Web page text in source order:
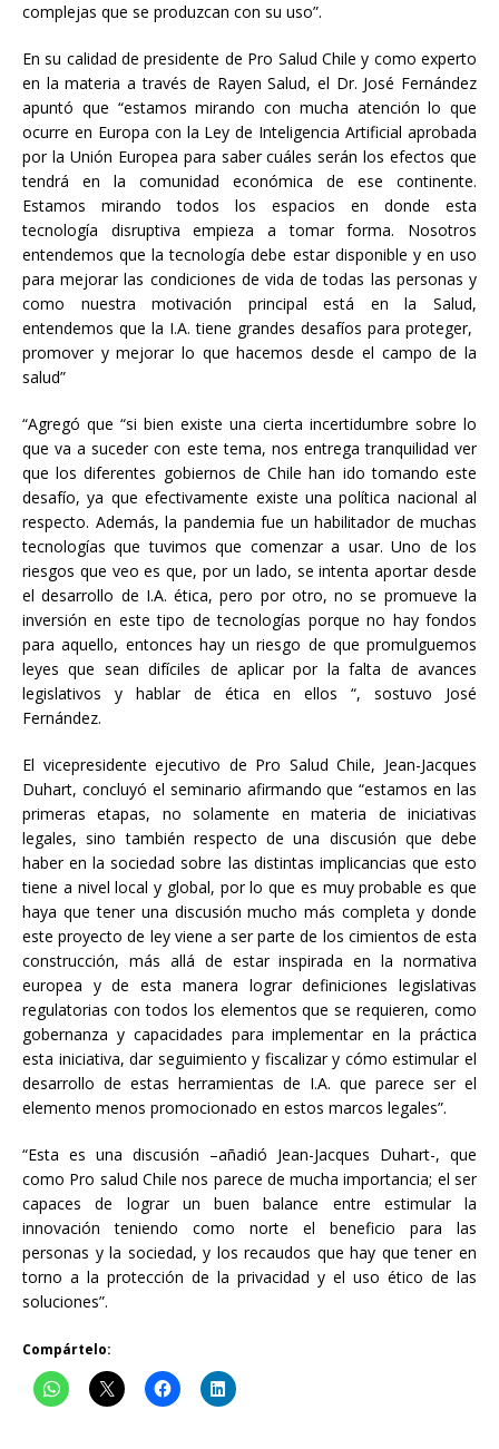
complejas que se produzcan con su uso”.
En su calidad de presidente de Pro Salud Chile y como experto
en la materia a través de Rayen Salud, el Dr. José Fernández
apuntó que “estamos mirando con mucha atención lo que
ocurre en Europa con la Ley de Inteligencia Artificial aprobada
por la Unión Europea para saber cuáles serán los efectos que
tendrá en la comunidad económica de ese continente.
Estamos mirando todos los espacios en donde esta
tecnología disruptiva empieza a tomar forma. Nosotros
entendemos que la tecnología debe estar disponible y en uso
para mejorar las condiciones de vida de todas las personas y
como nuestra motivación principal está en la Salud,
entendemos que la I.A. tiene grandes desafíos para proteger,
promover y mejorar lo que hacemos desde el campo de la
salud”
“Agregó que “si bien existe una cierta incertidumbre sobre lo
que va a suceder con este tema, nos entrega tranquilidad ver
que los diferentes gobiernos de Chile han ido tomando este
desafío, ya que efectivamente existe una política nacional al
respecto. Además, la pandemia fue un habilitador de muchas
tecnologías que tuvimos que comenzar a usar. Uno de los
riesgos que veo es que, por un lado, se intenta aportar desde
el desarrollo de I.A. ética, pero por otro, no se promueve la
inversión en este tipo de tecnologías porque no hay fondos
para aquello, entonces hay un riesgo de que promulguemos
leyes que sean difíciles de aplicar por la falta de avances
legislativos y hablar de ética en ellos “, sostuvo José
Fernández.
El vicepresidente ejecutivo de Pro Salud Chile, Jean-Jacques
Duhart, concluyó el seminario afirmando que “estamos en las
primeras etapas, no solamente en materia de iniciativas
legales, sino también respecto de una discusión que debe
haber en la sociedad sobre las distintas implicancias que esto
tiene a nivel local y global, por lo que es muy probable es que
haya que tener una discusión mucho más completa y donde
este proyecto de ley viene a ser parte de los cimientos de esta
construcción, más allá de estar inspirada en la normativa
europea y de esta manera lograr definiciones legislativas
regulatorias con todos los elementos que se requieren, como
gobernanza y capacidades para implementar en la práctica
esta iniciativa, dar seguimiento y fiscalizar y cómo estimular el
desarrollo de estas herramientas de I.A. que parece ser el
elemento menos promocionado en estos marcos legales”.
“Esta es una discusión –añadió Jean-Jacques Duhart-, que
como Pro salud Chile nos parece de mucha importancia; el ser
capaces de lograr un buen balance entre estimular la
innovación teniendo como norte el beneficio para las
personas y la sociedad, y los recaudos que hay que tener en
torno a la protección de la privacidad y el uso ético de las
soluciones”.
Compártelo: